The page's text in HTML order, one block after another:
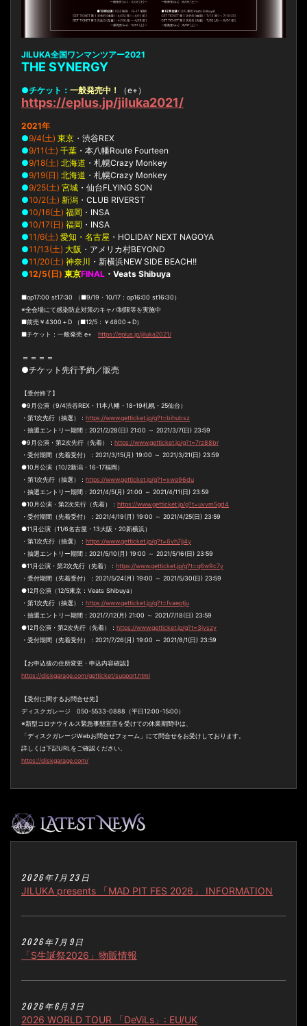
JILUKA全国ワンマンツアー2021
THE SYNERGY
●チケット： 一般発売中！ （e+）
https://eplus.jp/jiluka2021/
2021年
●9/4(土) 東京 ・渋谷REX
●9/11(土) 千葉 ・本八幡Route Fourteen
●9/18(土) 北海道 ・札幌Crazy Monkey
●9/19(日) 北海道 ・札幌Crazy Monkey
●9/25(土) 宮城 ・仙台FLYING SON
●10/2(土) 新潟 ・CLUB RIVERST
●10/16(土) 福岡 ・INSA
●10/17(日) 福岡 ・INSA
●11/6(土) 愛知・名古屋 ・HOLIDAY NEXT NAGOYA
●11/13(土) 大阪 ・アメリカ村BEYOND
●11/20(土) 神奈川
・新横浜NEW SIDE BEACH!!
●12/5(日) 東京FINAL ・Veats Shibuya
■op17:00 st17:30 （■9/19・10/17：op16:00 st16:30）
※全会場にて感染防止対策のキャパ制限等を実施中
■前売￥4300＋D （■12/5：￥4800＋D）
■チケット：一般発売 e+ https://eplus.jp/jiluka2021/
＝＝＝＝
●チケット先行予約／販売
【受付終了】
●9月公演（9/4渋谷REX・11本八幡・18-19札幌・25仙台）
・第1次先行（抽選）： https://www.getticket.jp/g?t=bihubsz
・抽選エントリー期間：2021/2/28(日) 21:00 ～ 2021/3/7(日) 23:59
●9月公演・第2次先行（先着）： https://www.getticket.jp/g?t=7rz88br
・受付期間（先着受付）：2021/3/15(月) 19:00 ～ 2021/3/21(日) 23:59
●10月公演（10/2新潟・16-17福岡）
・第1次先行（抽選）： https://www.getticket.jp/g?t=xwa96du
・抽選エントリー期間：2021/4/5(月) 21:00 ～ 2021/4/11(日) 23:59
●10月公演・第2次先行（先着）： https://www.getticket.jp/g?t=uvvm5gd4
・受付期間（先着受付）：2021/4/19(月) 19:00 ～ 2021/4/25(日) 23:59
●11月公演（11/6名古屋・13大阪・20新横浜）
・第1次先行（抽選）： https://www.getticket.jp/g?t=6vh7jj4y
・抽選エントリー期間：2021/5/10(月) 19:00 ～ 2021/5/16(日) 23:59
●11月公演・第2次先行（先着）： https://www.getticket.jp/g?t=q6w9c7y
・受付期間（先着受付）：2021/5/24(月) 19:00 ～ 2021/5/30(日) 23:59
●12月公演（12/5東京：Veats Shibuya）
・第1次先行（抽選）： https://www.getticket.jp/g?t=fvaeptju
・抽選エントリー期間：2021/7/12(月) 21:00 ～ 2021/7/18(日) 23:59
●12月公演・第2次先行（先着）： https://www.getticket.jp/g?t=3jvszy
・受付期間（先着受付）：2021/7/26(月) 19:00 ～ 2021/8/1(日) 23:59
【お申込後の住所変更・申込内容確認】
https://diskgarage.com/getticket/support.html
【受付に関するお問合せ先】
ディスクガレージ 050-5533-0888（平日12:00-15:00）
※新型コロナウイルス緊急事態宣言を受けての休業期間中は、
「ディスクガレージWebお問合せフォーム」にて問合せをお受けしております。
詳しくは下記URLをご確認ください。
https://diskgarage.com/
2026年7月23日
JILUKA presents 「MAD PIT FES 2026」 INFORMATION
2026年7月9日
「S生誕祭2026」物販情報
2026年6月3日
2026 WORLD TOUR 「DeViLs」: EU/UK